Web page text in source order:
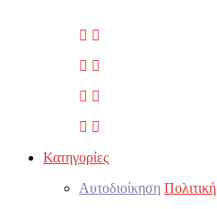
Κατηγορίες
Αυτοδιοίκηση Πολιτική